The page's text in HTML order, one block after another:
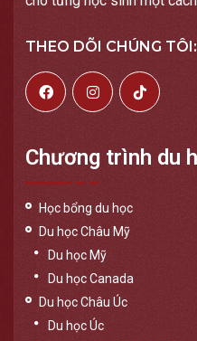
THEO DÕI CHÚNG TÔI:
Chương trình du
Học bổng du học
Du học Châu Mỹ
Du học Mỹ
Du học Canada
Du học Châu Úc
Du học Úc